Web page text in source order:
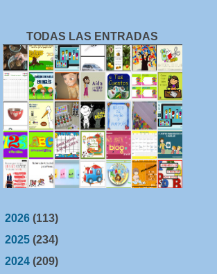
TODAS LAS ENTRADAS
2026 (113)
2025 (234)
2024 (209)